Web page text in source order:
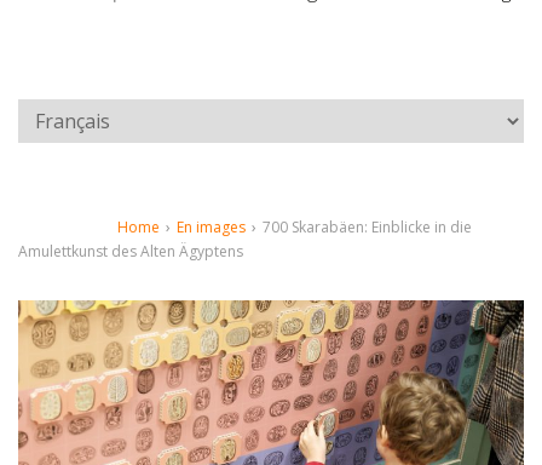
Home › En images › 700 Skarabäen: Einblicke in die
Amulettkunst des Alten Ägyptens